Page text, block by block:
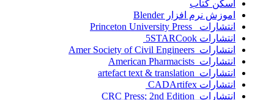
اسکن کتاب
اموزش نرم افزار Blender
انتشارات Princeton University Press
انتشارات ‎ 5STARCook
انتشارات Amer Society of Civil Engineers
انتشارات American Pharmacists
انتشارات artefact text & translation
انتشارات ‎ CADArtifex
انتشارات CRC Press; 2nd Edition